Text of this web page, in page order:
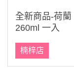
全新商品-荷
260ml 一入
楠梓店